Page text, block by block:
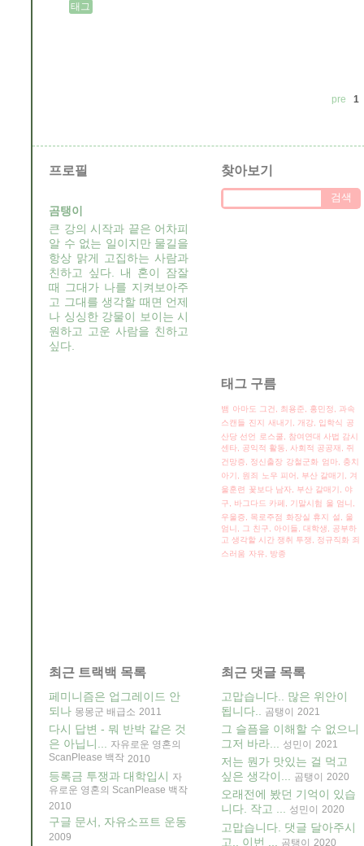
태그
pre 1
프로필
곰탱이
큰 강의 시작과 끝은 어차피
알 수 없는 일이지만 물길을
항상 맑게 고집하는 사람과
친하고 싶다. 내 혼이 잠잘
때 그대가 나를 지켜보아주
고 그대를 생각할 때면 언제
나 싱싱한 강물이 보이는 시
원하고 고운 사람을 친하고
싶다.
찾아보기
태그 구름
뱀
아마도 그건, 최용준, 홍민정, 과속
스캔들 진지 새내기, 개강, 입학식
공
산당 선언
로스쿨, 참여연대 사법 감시
센타, 공익적 활동, 사회적 공공재, 쥐
건망증, 정신출장 강철군화 엄마, 충치
아기, 원죄
노우 피어, 부산 갈매기, 겨
울훈련
꽃보다 남자, 부산 갈매기, 야
구, 바그다드 카페, 기말시험
울 엄니,
우울증, 목로주점 화장실 휴지
설, 울
엄니, 그 친구, 아이들, 대학생, 공부하
고 생각할 시간 쟁취 투쟁, 정규직화 죄
스러움 자유, 방종
최근 트랙백 목록
페미니즘은 업그레이드 안
되나 몽몽군 배급소 2011
다시 답변 - 뭐 반박 같은 것
은 아닙니...
자유로운 영혼의
ScanPlease 백작 2010
등록금 투쟁과 대학입시 자
유로운 영혼의 ScanPlease 백작
2010
구글 문서, 자유소프트 운동
2009
최근 댓글 목록
고맙습니다.. 많은 위안이
됩니다..
곰탱이 2021
그 슬픔을 이해할 수 없으니
그저 바라...
성민이 2021
저는 뭔가 맛있는 걸 먹고
싶은 생각이...
곰탱이 2020
오래전에 봤던 기억이 있습
니다. 작고 ... 성민이 2020
고맙습니다. 댓글 달아주시
고.. 이번 ...
곰탱이 2020